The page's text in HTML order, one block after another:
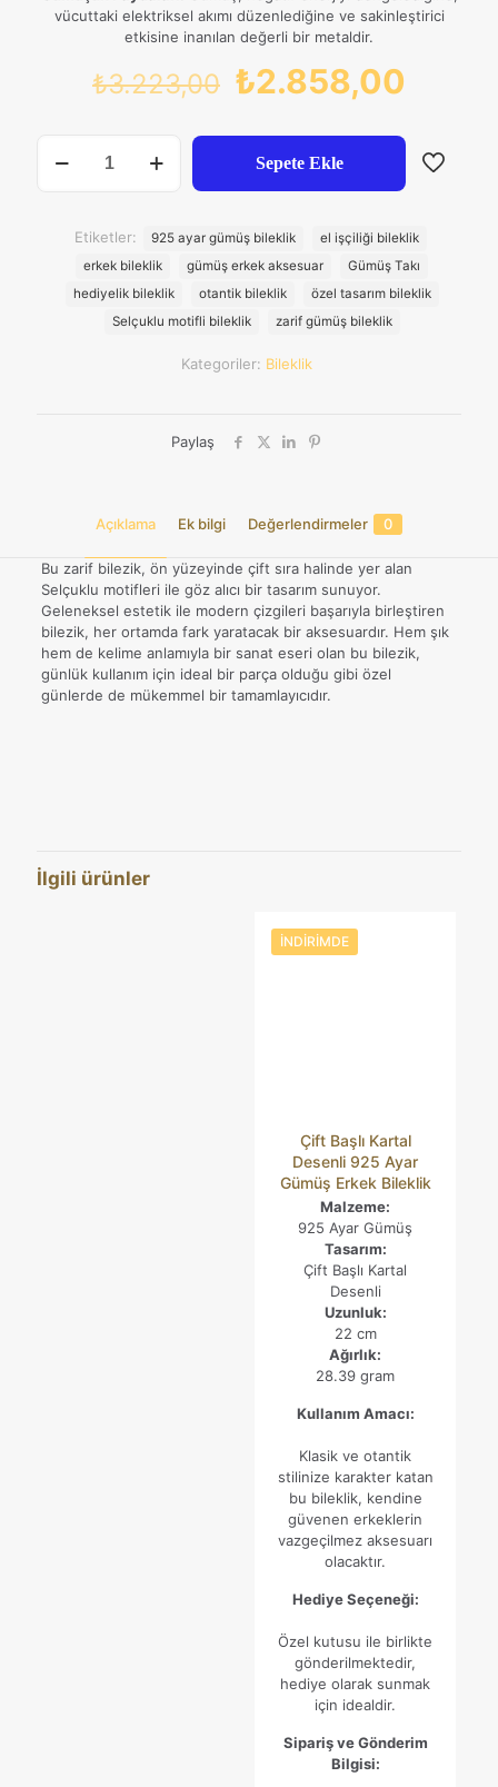
vücuttaki elektriksel akımı düzenlediğine ve sakinleştirici
etkisine inanılan değerli bir metaldir.
₺3.223,00 Orijinal
₺3.223,00.
₺2.858,00
fiyat:
Selçuklu
Motifli
Gümüş
Sepete Ekle
Kategoriler: Bileklik
Etiketler: 925 ayar gümüş bileklik
el işçiliği bileklik
erkek bileklik
gümüş erkek aksesuar
Gümüş Takı
hediyelik bileklik
otantik bileklik
özel tasarım bileklik
Selçuklu motifli bileklik
zarif gümüş bileklik
Paylaş
Açıklama Ek bilgi Değerlendirmeler 0
Bu zarif bilezik, ön yüzeyinde çift sıra halinde yer alan
Selçuklu motifleri ile göz alıcı bir tasarım sunuyor.
Geleneksel estetik ile modern çizgileri başarıyla birleştiren
bilezik, her ortamda fark yaratacak bir aksesuardır. Hem şık
hem de kelime anlamıyla bir sanat eseri olan bu bilezik,
günlük kullanım için ideal bir parça olduğu gibi özel
günlerde de mükemmel bir tamamlayıcıdır.
Ayar Gümüş Erkek Bileklik” için yorum
yapan ilk kişi siz olun
Gerekli alanlar
adresim ve site adresim bu tarayıcıya kaydedilsin.
İlgili ürünler
İNDIRIMDE
Çift Başlı Kartal
Desenli 925 Ayar
Gümüş Erkek Bileklik
Malzeme:
925 Ayar Gümüş
Tasarım:
Çift Başlı Kartal
Desenli
Uzunluk:
22 cm
Ağırlık:
28.39 gram
Kullanım Amacı:
Klasik ve otantik
stilinize karakter katan
bu bileklik, kendine
güvenen erkeklerin
vazgeçilmez aksesuarı
olacaktır.
Hediye Seçeneği:
Özel kutusu ile birlikte
gönderilmektedir,
hediye olarak sunmak
için idealdir.
Sipariş ve Gönderim
Bilgisi: